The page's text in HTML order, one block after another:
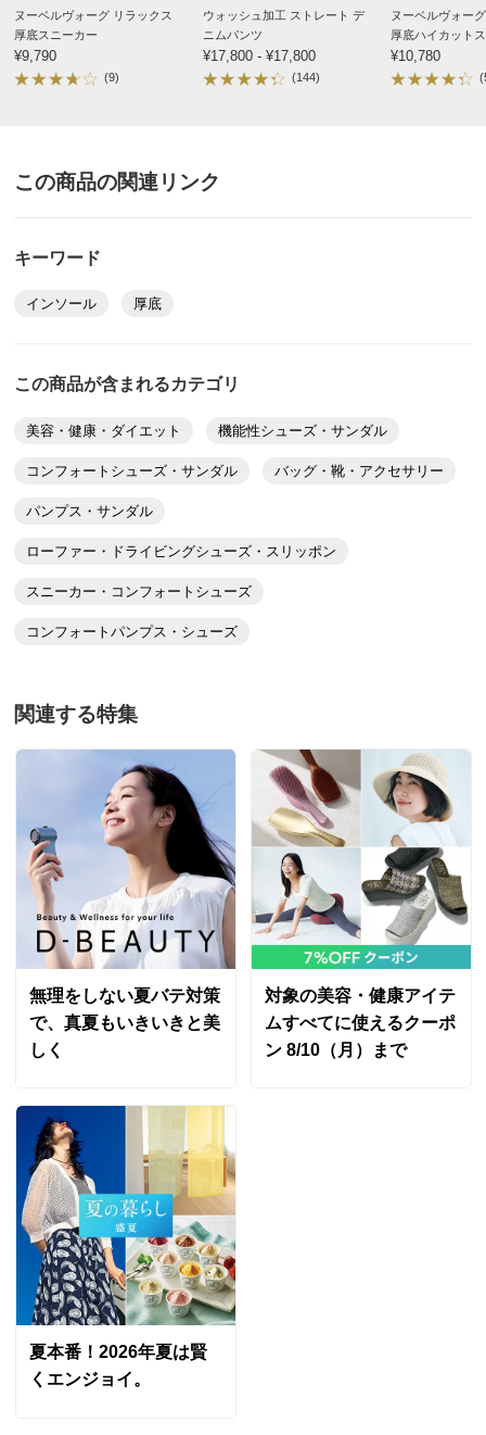
ヌーベルヴォーグの靴が好きで何回か購入しています。
私が愛用していた靴が商品ページからなくなっていた
為、今回初めてこの商品を購入しました。
これを履いていっぱいお出かけしたいです！
普段のサイズ : 22.5
購入したサイズで「ちょうどよかった」
底でスタイルアップも出来、とても満足ですが、若干幅
が狭いので脱ぎ履きで甲にシワがよるのが残念でマイナ
客様にお喜びいただける商品をお届けできるよう努
めてまいります。
ホワイト ２３．０
神奈川県 60代以上女性 身長 : 150cm
普段のサイズ : 23.0
購入したサイズで「ちょうどよかった」
今まで色々な厚底シューズを試しましたが、これが一番
履き心地がよく、歩きやすいです。正直なところ、片足
300ｇ以上だったので、重いかもしれないと心配してい
しておきました。それで調子が良ければ色違いも買いた
いと思います。
2026/02/28
ブラック ２４．０
ヌーベルヴォーグ リラックス
厚底スニーカー
¥9,790
(9)
ウォッシュ加工 ストレート デ
ニムパンツ
¥17,800 - ¥17,800
(144)
ヌーベルヴォー
厚底ハイカット
¥10,780
この商品の関連リンク
キーワード
インソール 厚底
この商品が含まれるカテゴリ
美容・健康・ダイエット 機能性シューズ・サンダル
コンフォートシューズ・サンダル バッグ・靴・アクセサリー
パンプス・サンダル
ローファー・ドライビングシューズ・スリッポン
スニーカー・コンフォートシューズ
コンフォートパンプス・シューズ
関連する特集
無理をしない夏バテ対策
で、真夏もいきいきと美
しく
対象の美容・健康アイテ
ムすべてに使えるクーポ
ン 8/10（月）まで
夏本番！2026年夏は賢
くエンジョイ。